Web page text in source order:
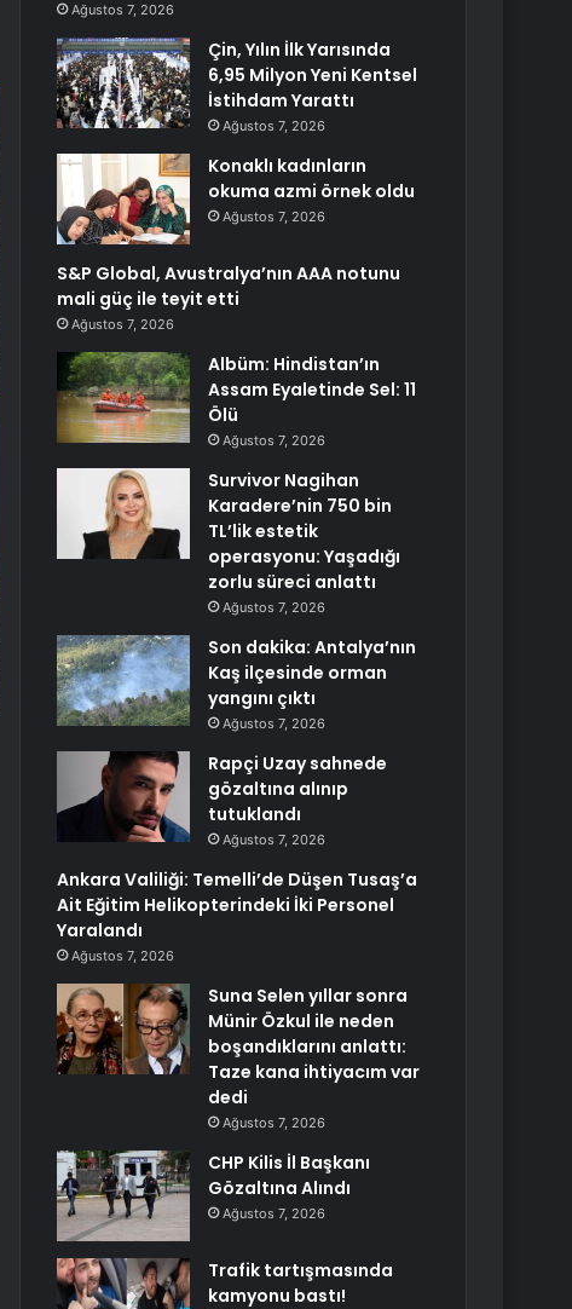
Ağustos 7, 2026
Çin, Yılın İlk Yarısında
6,95 Milyon Yeni Kentsel
İstihdam Yarattı
Ağustos 7, 2026
Konaklı kadınların
okuma azmi örnek oldu
Ağustos 7, 2026
S&P Global, Avustralya’nın AAA notunu
mali güç ile teyit etti
Ağustos 7, 2026
Albüm: Hindistan’ın
Assam Eyaletinde Sel: 11
Ölü
Ağustos 7, 2026
Survivor Nagihan
Karadere’nin 750 bin
TL’lik estetik
operasyonu: Yaşadığı
zorlu süreci anlattı
Ağustos 7, 2026
Son dakika: Antalya’nın
Kaş ilçesinde orman
yangını çıktı
Ağustos 7, 2026
Rapçi Uzay sahnede
gözaltına alınıp
tutuklandı
Ağustos 7, 2026
Ankara Valiliği: Temelli’de Düşen Tusaş’a
Ait Eğitim Helikopterindeki İki Personel
Yaralandı
Ağustos 7, 2026
Suna Selen yıllar sonra
Münir Özkul ile neden
boşandıklarını anlattı:
Taze kana ihtiyacım var
dedi
Ağustos 7, 2026
CHP Kilis İl Başkanı
Gözaltına Alındı
Ağustos 7, 2026
Trafik tartışmasında
kamyonu bastı!